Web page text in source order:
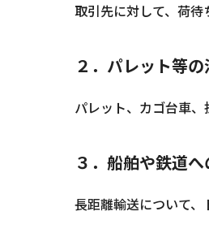
取引先に対して、荷待
２．パレット等の
パレット、カゴ台車、
３．船舶や鉄道
長距離輸送について、